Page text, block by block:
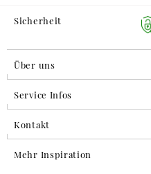
Sicherheit
Über uns
Service Infos
Kontakt
Mehr Inspiration